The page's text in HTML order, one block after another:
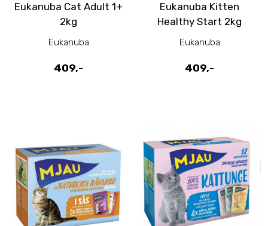
Eukanuba Cat Adult 1+
2kg
Eukanuba
409,-
Eukanuba Kitten
Healthy Start 2kg
Eukanuba
409,-